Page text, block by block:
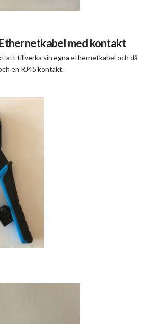
med kontakt
att tillverka sin egna ethernetkabel och då
en RJ45 kontakt.